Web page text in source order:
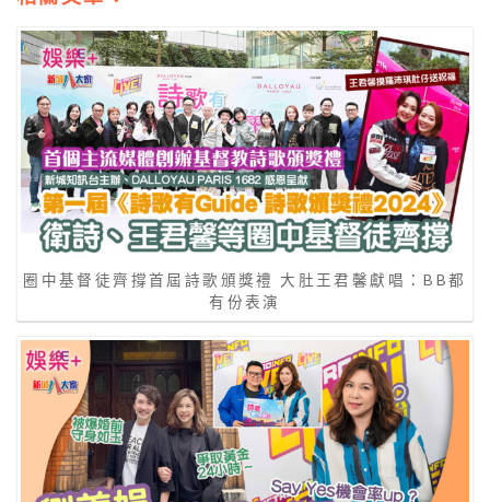
圈中基督徒齊撐首屆詩歌頒獎禮 大肚王君馨獻唱：BB都
有份表演